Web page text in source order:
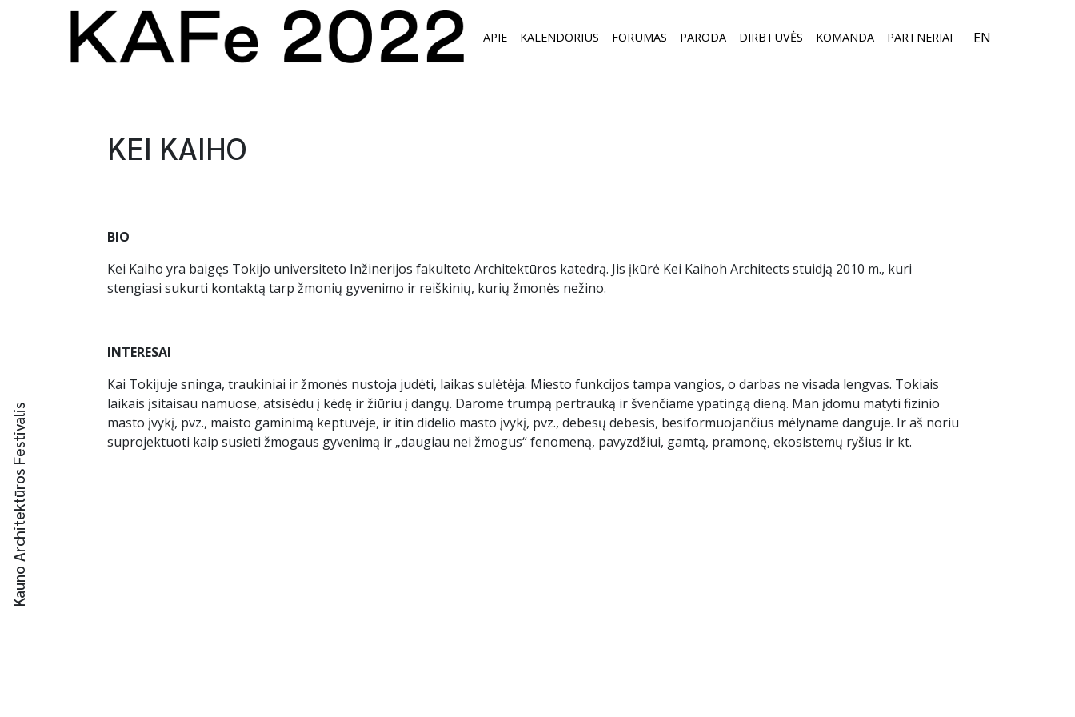
Skip to content
APIE KALENDORIUS FORUMAS PARODA DIRBTUVĖS KOMANDA PARTNERIAI EN
Kauno Architektūros Festivalis
KEI KAIHO
BIO
Kei Kaiho yra baigęs Tokijo universiteto Inžinerijos fakulteto Architektūros katedrą. Jis įkūrė Kei Kaihoh Architects stuidją 2010 m., kuri
stengiasi sukurti kontaktą tarp žmonių gyvenimo ir reiškinių, kurių žmonės nežino.
INTERESAI
Kai Tokijuje sninga, traukiniai ir žmonės nustoja judėti, laikas sulėtėja. Miesto funkcijos tampa vangios, o darbas ne visada lengvas. Tokiais
laikais įsitaisau namuose, atsisėdu į kėdę ir žiūriu į dangų. Darome trumpą pertrauką ir švenčiame ypatingą dieną. Man įdomu matyti fizinio
masto įvykį, pvz., maisto gaminimą keptuvėje, ir itin didelio masto įvykį, pvz., debesų debesis, besiformuojančius mėlyname danguje. Ir aš noriu
suprojektuoti kaip susieti žmogaus gyvenimą ir „daugiau nei žmogus“ fenomeną, pavyzdžiui, gamtą, pramonę, ekosistemų ryšius ir kt.